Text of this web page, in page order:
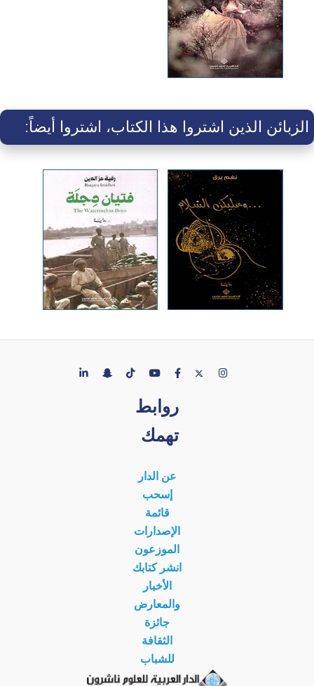
الزبائن الذين اشتروا هذا الكتاب، اشتروا أيضاً:
روابط
تهمك
عن الدار
إسحب
قائمة
الإصدارات
الموزعون
انشر كتابك
الأخبار
والمعارض
جائزة
الثقافة
للشباب